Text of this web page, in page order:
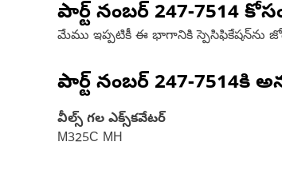
పార్ట్ నంబర్ 247-7514
మేము ఇప్పటికీ ఈ భాగానికి స్పెసిఫికేషన్‌ను
పార్ట్ నంబర్ 247-7514కి
వీల్స్ గల ఎక్స్‌కవేటర్
M325C MH